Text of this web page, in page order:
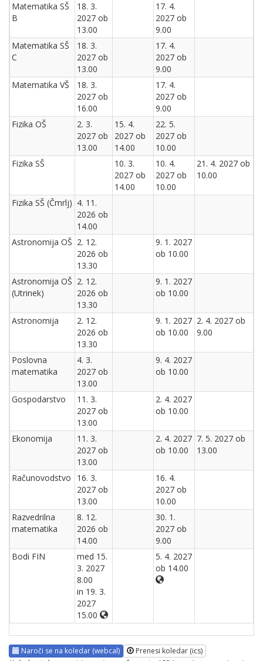
Matematika SŠ
B
18. 3.
2027 ob
13.00
17. 4.
2027 ob
9.00
Matematika SŠ
C
18. 3.
2027 ob
13.00
17. 4.
2027 ob
9.00
Matematika VŠ
18. 3.
2027 ob
16.00
17. 4.
2027 ob
9.00
Fizika OŠ
2. 3.
2027 ob
13.00
15. 4.
2027 ob
14.00
22. 5.
2027 ob
10.00
Fizika SŠ
10. 3.
2027 ob
14.00
10. 4.
2027 ob
10.00
21. 4. 2027 ob
10.00
Fizika SŠ (Čmrlj) 4. 11.
2026 ob
14.00
Astronomija OŠ 2. 12.
2026 ob
13.30
9. 1. 2027
ob 10.00
Astronomija OŠ
(Utrinek)
2. 12.
2026 ob
13.30
9. 1. 2027
ob 10.00
Astronomija
2. 12.
2026 ob
13.30
9. 1. 2027
ob 10.00
2. 4. 2027 ob
9.00
Poslovna
matematika
4. 3.
2027 ob
13.00
9. 4. 2027
ob 10.00
Gospodarstvo
11. 3.
2027 ob
13.00
2. 4. 2027
ob 10.00
Ekonomija
11. 3.
2027 ob
13.00
2. 4. 2027
ob 10.00
7. 5. 2027 ob
13.00
Računovodstvo
16. 3.
2027 ob
13.00
16. 4.
2027 ob
10.00
Razvedrilna
matematika
8. 12.
2026 ob
14.00
30. 1.
2027 ob
9.00
Bodi FIN
med 15.
3. 2027
8.00
in 19. 3.
2027
15.00
5. 4. 2027
ob 14.00
Naroči se na koledar (webcal) Prenesi koledar (ics)